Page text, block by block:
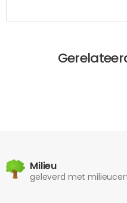
Milieu
geleverd met